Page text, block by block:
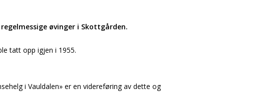
øvinger i Skottgården.
tatt opp igjen i 1955.
i Vauldalen» er en videreføring av dette og